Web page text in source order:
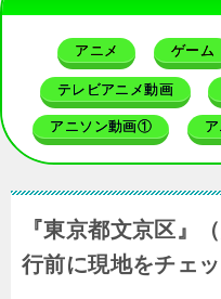
アニメ ゲーム
テレビアニメ動画
アニソン動画①
『東京都文京区』
行前に現地をチェッ